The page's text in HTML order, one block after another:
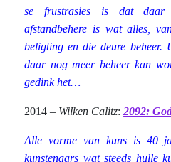
se frustrasies is dat daar
afstandbehere is wat alles,
beligting en die deure beheer.
daar nog meer beheer kan
gedink het…
2014 – Wilken Calitz:2092:
Alle vorme van kuns is 40
kunstenaars wat steeds hulle